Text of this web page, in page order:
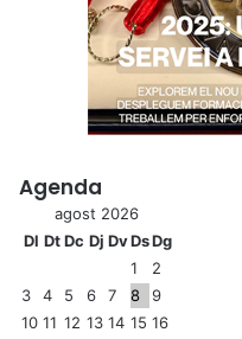
Agenda
agost 2026
Dl DtDc Dj DvDsDg
1
2
3
4 5 6 7 8
9
10 11 12 13 14 15 16